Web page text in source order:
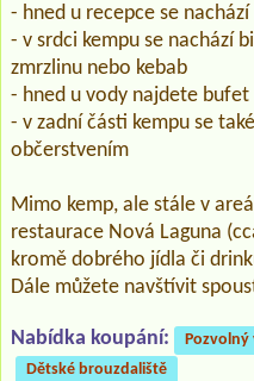
- hned u recepce se
- v srdci kempu se nachází
zmrzlinu nebo kebab
- hned u vody najdete bufet
- v zadní části kempu se
občerstvením
Mimo kemp, ale stále v
restaurace Nová Laguna
kromě dobrého jídla či
Dále můžete navštívit
Nabídka koupání:
Dětské brouzdaliště